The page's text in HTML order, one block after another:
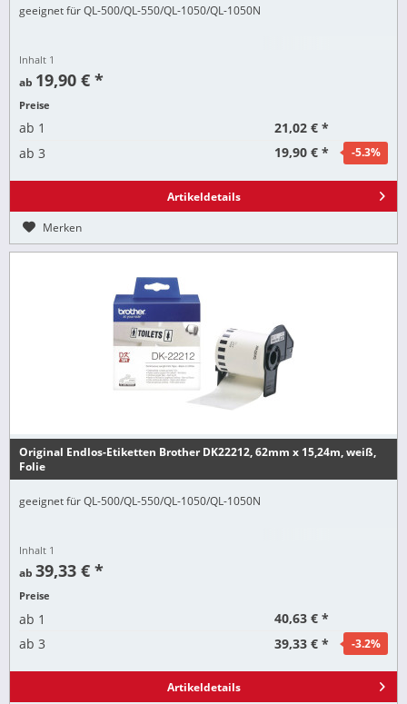
geeignet für QL-500/QL-550/QL-1050/QL-1050N
Inhalt 1
ab 19,90 € *
Preise
ab 1
21,02 € *
ab 3 19,90 € * -5.3%
Artikeldetails
Merken
Original Endlos-Etiketten Brother DK22212, 62mm x 15,24m, weiß,
Folie
geeignet für QL-500/QL-550/QL-1050/QL-1050N
Inhalt 1
ab39,33 € *
Preise
ab 1
40,63 € *
ab 3 39,33 € * -3.2%
Artikeldetails